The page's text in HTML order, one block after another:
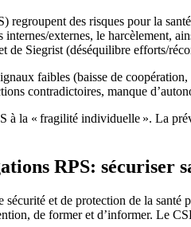
regroupent des risques pour la
internes/externes, le harcèlement,
de Siegrist (déséquilibre efforts/
faibles (baisse de
contradictoires, manque
à la « fragilité individuelle ». La
RPS: sécuriser
sécurité et de protection de la
de former et d’informer. Le